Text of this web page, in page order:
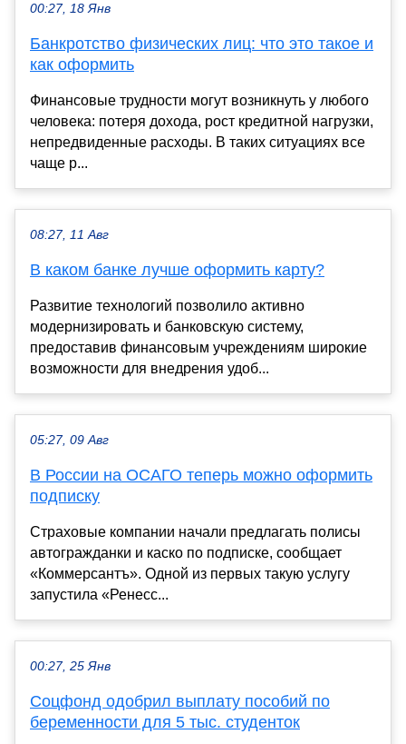
00:27, 18 Янв
Банкротство физических лиц: что это такое и
как оформить
Финансовые трудности могут возникнуть у любого
человека: потеря дохода, рост кредитной нагрузки,
непредвиденные расходы. В таких ситуациях все
чаще р...
08:27, 11 Авг
В каком банке лучше оформить карту?
Развитие технологий позволило активно
модернизировать и банковскую систему,
предоставив финансовым учреждениям широкие
возможности для внедрения удоб...
05:27, 09 Авг
В России на ОСАГО теперь можно оформить
подписку
Страховые компании начали предлагать полисы
автогражданки и каско по подписке, сообщает
«Коммерсантъ». Одной из первых такую услугу
запустила «Ренесс...
00:27, 25 Янв
Соцфонд одобрил выплату пособий по
беременности для 5 тыс. студенток